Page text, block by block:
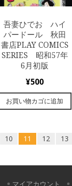
吾妻ひでお ハイ
パードール 秋田
書店PLAY COMICS
SERIES 昭和57年
6月初版
¥500
お買い物カゴに追加
10 11 12 13
マイアカウント